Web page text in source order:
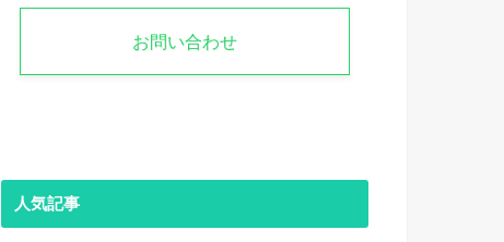
お問い合わせ
人気記事